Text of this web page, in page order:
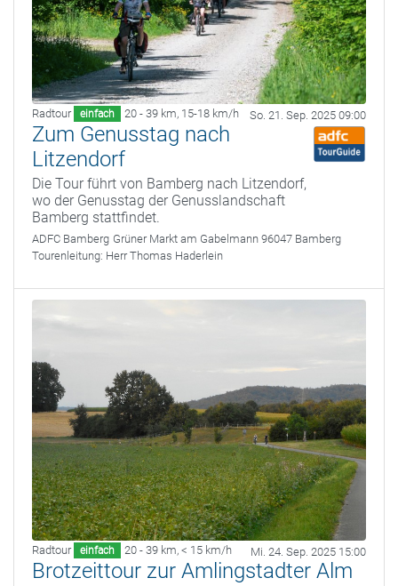
Radtour einfach 20 - 39 km, 15-18 km/h So. 21. Sep. 2025 09:00
Zum Genusstag nach
Litzendorf
Die Tour führt von Bamberg nach Litzendorf,
wo der Genusstag der Genusslandschaft
Bamberg stattfindet.
ADFC Bamberg Grüner Markt am Gabelmann 96047 Bamberg
Tourenleitung: Herr Thomas Haderlein
Radtour einfach 20 - 39 km, < 15 km/h Mi. 24. Sep. 2025 15:00
Brotzeittour zur Amlingstadter Alm